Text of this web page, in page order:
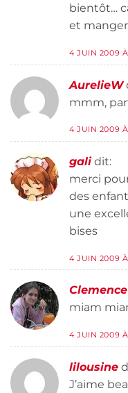
bientôt…
et
4 JUIN 2009
AurelieW
mmm,
4 JUIN 2009
gali dit:
merci
des
une
bises
4 JUIN 2009
Clemence
miam
4 JUIN 2009
lilousine
J’aime